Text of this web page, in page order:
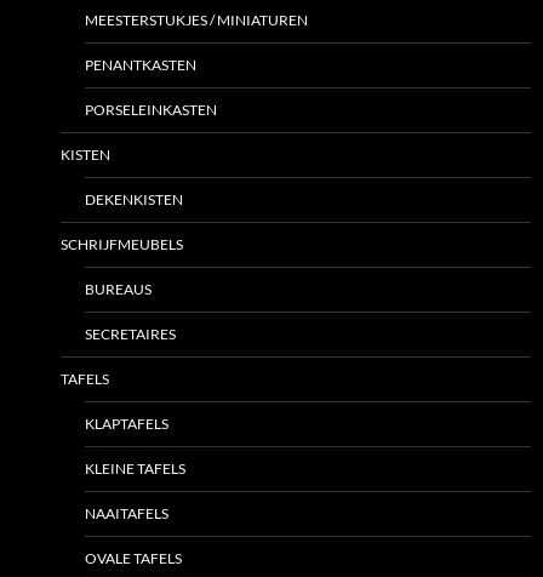
MEESTERSTUKJES / MINIATUREN
PENANTKASTEN
PORSELEINKASTEN
KISTEN
DEKENKISTEN
SCHRIJFMEUBELS
BUREAUS
SECRETAIRES
TAFELS
KLAPTAFELS
KLEINE TAFELS
NAAITAFELS
OVALE TAFELS